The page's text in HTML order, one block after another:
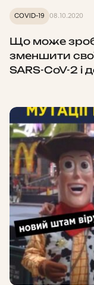
COVID-19 08.10.2020
Що може
зменшити
SARS-CoV-2